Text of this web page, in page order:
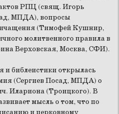
РПЦ (свящ. Игорь
МПДА), вопросы
(Тимофей Кушнир,
молитвенного правила в
Верховская, Москва, СФИ).
и библеистики открылась
(Сергиев Посад, МПДА) о
Илариона (Троицкого). В
мысль о том, что по